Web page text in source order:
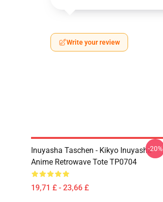
Write your review
Inuyasha Taschen - Kikyo Inuyasha
Anime Retrowave Tote TP0704
19,71 £ - 23,66 £
-20%